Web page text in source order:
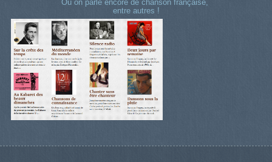
Où on parle encore de chanson française,
entre autres !